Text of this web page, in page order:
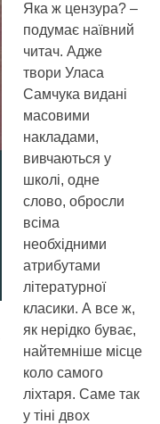
Яка ж цензура? –
подумає наївний
читач. Адже
твори Уласа
Самчука видані
масовими
накладами,
вивчаються у
школі, одне
слово, обросли
всіма
необхідними
атрибутами
літературної
класики. А все ж,
як нерідко буває,
найтемніше місце
коло самого
ліхтаря. Саме так
у тіні двох